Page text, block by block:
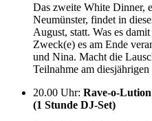
Das zweite White Dinner,
Neumünster, findet in
August, statt. Was es
Zweck(e) es am Ende
und Nina. Macht die
Teilnahme am
20.00 Uhr: Rave-o-
(1 Stunde DJ-Set)